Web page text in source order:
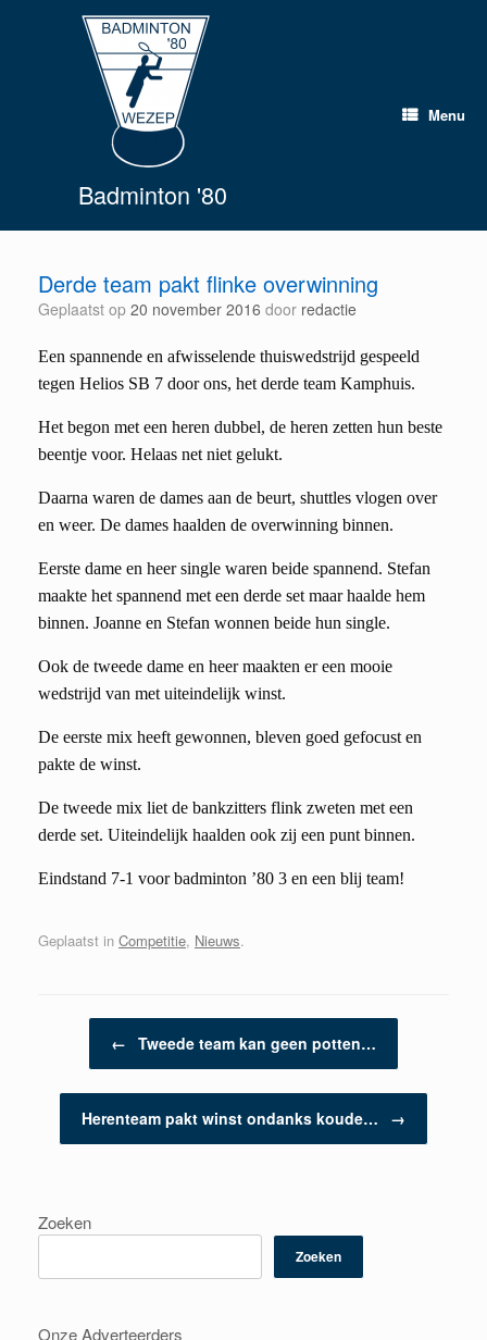
Badminton '80
Menu
Derde team pakt flinke overwinning
Geplaatst op 20 november 2016 door redactie
Een spannende en afwisselende thuiswedstrijd gespeeld
tegen Helios SB 7 door ons, het derde team Kamphuis.
Het begon met een heren dubbel, de heren zetten hun beste
beentje voor. Helaas net niet gelukt.
Daarna waren de dames aan de beurt, shuttles vlogen over
en weer. De dames haalden de overwinning binnen.
Eerste dame en heer single waren beide spannend. Stefan
maakte het spannend met een derde set maar haalde hem
binnen. Joanne en Stefan wonnen beide hun single.
Ook de tweede dame en heer maakten er een mooie
wedstrijd van met uiteindelijk winst.
De eerste mix heeft gewonnen, bleven goed gefocust en
pakte de winst.
De tweede mix liet de bankzitters flink zweten met een
derde set. Uiteindelijk haalden ook zij een punt binnen.
Eindstand 7-1 voor badminton ’80 3 en een blij team!
Geplaatst in Competitie, Nieuws.
Berichtnavigatie
← Tweede team kan geen potten…
Herenteam pakt winst ondanks koude… →
Zoeken
Zoeken
Onze Adverteerders